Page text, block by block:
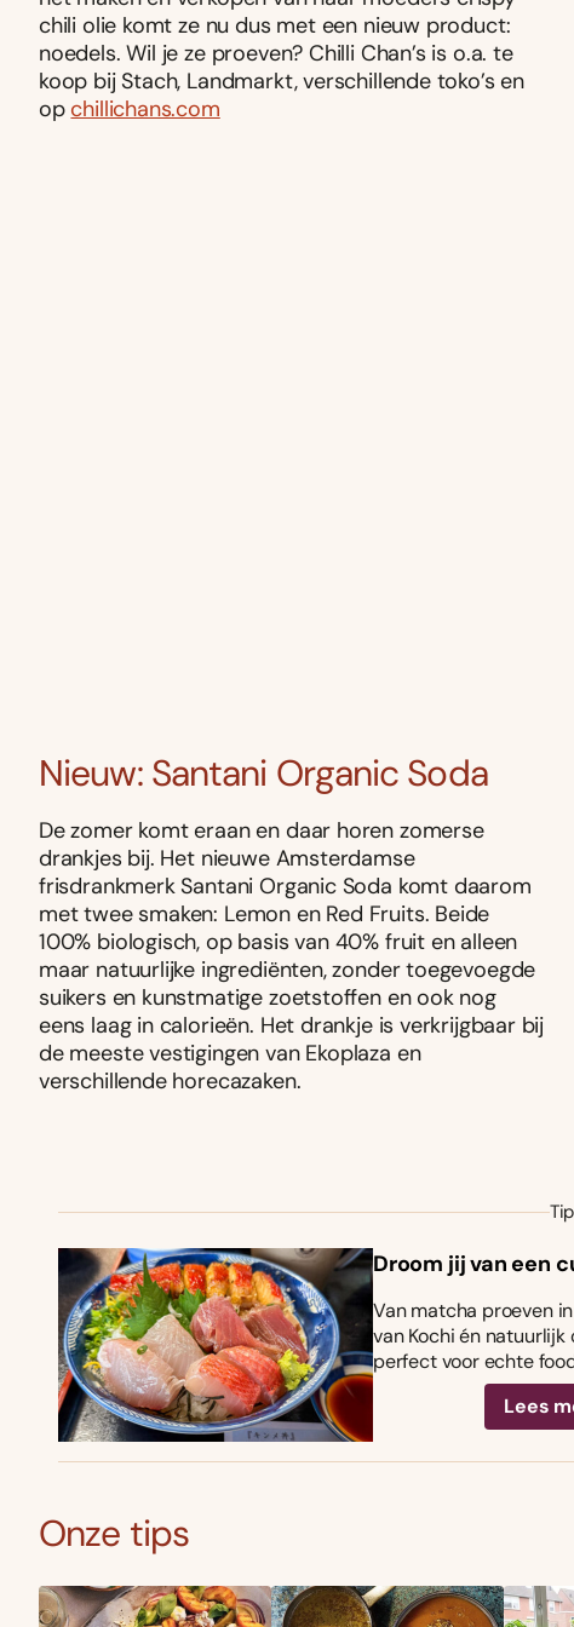
chili olie komt ze nu dus met een nieuw product:
noedels. Wil je ze proeven? Chilli Chan’s is o.a. te
koop bij Stach, Landmarkt, verschillende toko’s en
op chillichans.com
Nieuw: Santani Organic Soda
De zomer komt eraan en daar horen zomerse
drankjes bij. Het nieuwe Amsterdamse
frisdrankmerk Santani Organic Soda komt daarom
met twee smaken: Lemon en Red Fruits. Beide
100% biologisch, op basis van 40% fruit en alleen
maar natuurlijke ingrediënten, zonder toegevoegde
suikers en kunstmatige zoetstoffen en ook nog
eens laag in calorieën. Het drankje is verkrijgbaar bij
de meeste vestigingen van Ekoplaza en
verschillende horecazaken.
Tip
Droom jij van een
Van matcha proeven
van Kochi én natuurlijk
perfect voor echte
Lees
Onze tips